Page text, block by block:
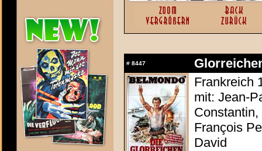
# 8447
Frankreich
mit: Jean-
François
David